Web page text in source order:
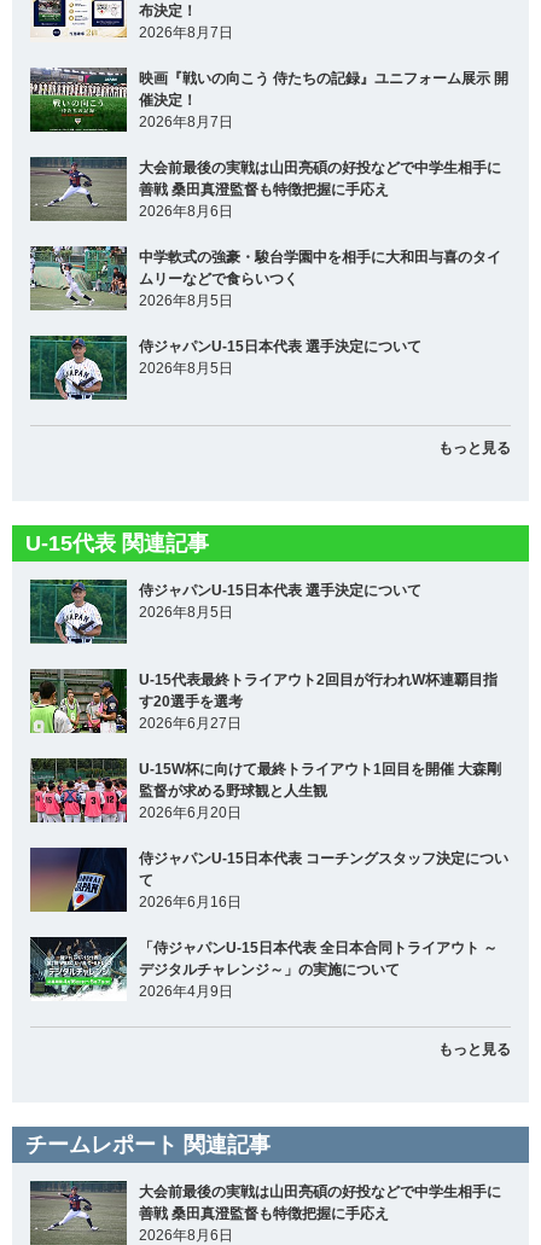
布決定！
2026年8月7日
映画『戦いの向こう 侍たちの記録』ユニフォーム展示 開
催決定！
2026年8月7日
大会前最後の実戦は山田亮碩の好投などで中学生相手に
善戦 桑田真澄監督も特徴把握に手応え
2026年8月6日
中学軟式の強豪・駿台学園中を相手に大和田与喜のタイ
ムリーなどで食らいつく
2026年8月5日
侍ジャパンU-15日本代表 選手決定について
2026年8月5日
もっと見る
U-15代表 関連記事
侍ジャパンU-15日本代表 選手決定について
2026年8月5日
U-15代表最終トライアウト2回目が行われW杯連覇目指
す20選手を選考
2026年6月27日
U-15W杯に向けて最終トライアウト1回目を開催 大森剛
監督が求める野球観と人生観
2026年6月20日
侍ジャパンU-15日本代表 コーチングスタッフ決定につい
て
2026年6月16日
「侍ジャパンU-15日本代表 全日本合同トライアウト ～
デジタルチャレンジ～」の実施について
2026年4月9日
もっと見る
チームレポート 関連記事
大会前最後の実戦は山田亮碩の好投などで中学生相手に
善戦 桑田真澄監督も特徴把握に手応え
2026年8月6日